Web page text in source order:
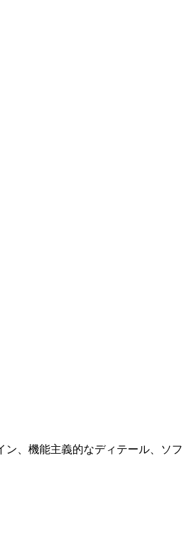
ン、機能主義的なディテール、ソフ